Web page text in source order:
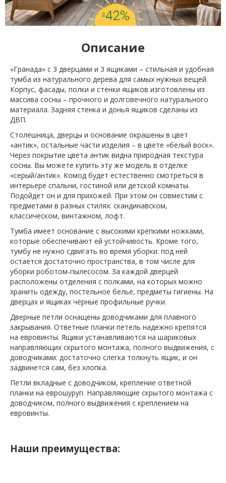
Описание
«Гранада» с 3 дверцами и 3 ящиками – стильная и удобная
тумба из натурального дерева для самых нужных вещей.
Корпус, фасады, полки и стенки ящиков изготовлены из
массива сосны – прочного и долговечного натурального
материала. Задняя стенка и донья ящиков сделаны из
ДВП.
Столешница, дверцы и основание окрашены в цвет
«антик», остальные части изделия – в цвете «белый воск».
Через покрытие цвета антик видна природная текстура
сосны. Вы можете купить эту же модель в отделке
«серый/антик». Комод будет естественно смотреться в
интерьере спальни, гостиной или детской комнаты.
Подойдет он и для прихожей. При этом он совместим с
предметами в разных стилях: скандинавском,
классическом, винтажном, лофт.
Тумба имеет основание с высокими крепкими ножками,
которые обеспечивают ей устойчивость. Кроме того,
тумбу не нужно сдвигать во время уборки: под ней
остается достаточно пространства, в том числе для
уборки роботом-пылесосом. За каждой дверцей
расположены отделения с полками, на которых можно
хранить одежду, постельное белье, предметы гигиены. На
дверцах и ящиках чёрные профильные ручки.
Дверные петли оснащены доводчиками для плавного
закрывания. Ответные планки петель надежно крепятся
на евровинты. Ящики устанавливаются на шариковых
направляющих скрытого монтажа, полного выдвижения, с
доводчиками: достаточно слегка толкнуть ящик, и он
задвинется сам, без хлопка.
Петли вкладные с доводчиком, крепление ответной
планки на еврошуруп. Направляющие скрытого монтажа с
доводчиком, полного выдвижения с креплением на
евровинты.
Наши преимущества: